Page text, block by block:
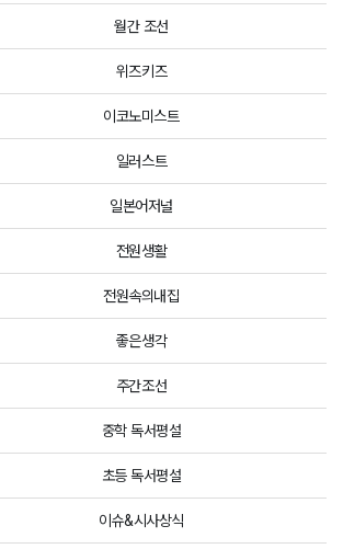
월간 조선
위즈키즈
이코노미스트
일러스트
일본어저널
전원생활
전원속의내집
좋은생각
주간조선
중학 독서평설
초등 독서평설
이슈&시사상식